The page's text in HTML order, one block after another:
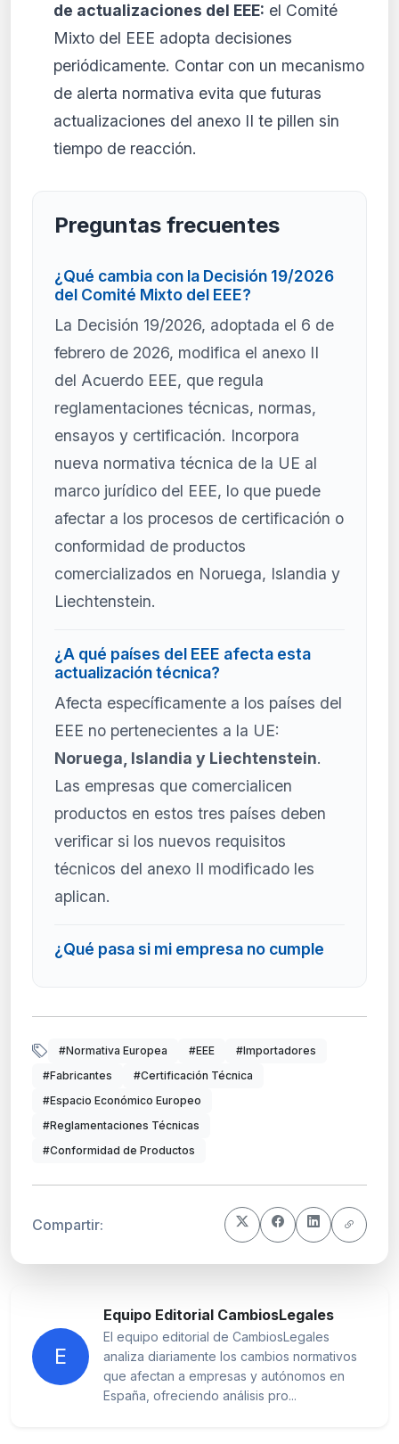
de actualizaciones del EEE: el Comité
Mixto del EEE adopta decisiones
periódicamente. Contar con un mecanismo
de alerta normativa evita que futuras
actualizaciones del anexo II te pillen sin
tiempo de reacción.
Preguntas frecuentes
¿Qué cambia con la Decisión 19/2026
del Comité Mixto del EEE?
La Decisión 19/2026, adoptada el 6 de
febrero de 2026, modifica el anexo II
del Acuerdo EEE, que regula
reglamentaciones técnicas, normas,
ensayos y certificación. Incorpora
nueva normativa técnica de la UE al
marco jurídico del EEE, lo que puede
afectar a los procesos de certificación o
conformidad de productos
comercializados en Noruega, Islandia y
Liechtenstein.
¿A qué países del EEE afecta esta
actualización técnica?
Afecta específicamente a los países del
EEE no pertenecientes a la UE:
Noruega, Islandia y Liechtenstein.
Las empresas que comercialicen
productos en estos tres países deben
verificar si los nuevos requisitos
técnicos del anexo II modificado les
aplican.
¿Qué pasa si mi empresa no cumple
#Normativa Europea #EEE
#Importadores
#Fabricantes
#Certificación Técnica
#Espacio Económico Europeo
#Reglamentaciones Técnicas
#Conformidad de Productos
Compartir:
E
Equipo Editorial CambiosLegales
El equipo editorial de CambiosLegales
analiza diariamente los cambios normativos
que afectan a empresas y autónomos en
España, ofreciendo análisis pro...